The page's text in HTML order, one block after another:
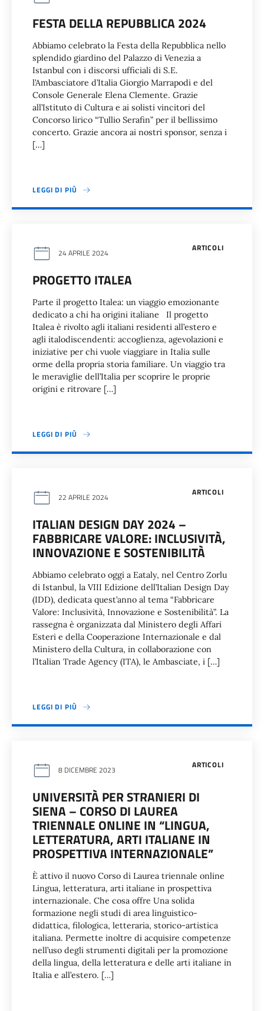
FESTA DELLA REPUBBLICA 2024
Abbiamo celebrato la Festa della Repubblica nello
splendido giardino del Palazzo di Venezia a
Istanbul con i discorsi ufficiali di S.E.
l’Ambasciatore d’Italia Giorgio Marrapodi e del
Console Generale Elena Clemente. Grazie
all’Istituto di Cultura e ai solisti vincitori del
Concorso lirico “Tullio Serafin” per il bellissimo
concerto. Grazie ancora ai nostri sponsor, senza i
[…]
LEGGI DI PIÙ
ARTICOLI
24 APRILE 2024
PROGETTO ITALEA
Parte il progetto Italea: un viaggio emozionante
dedicato a chi ha origini italiane Il progetto
Italea è rivolto agli italiani residenti all’estero e
agli italodiscendenti: accoglienza, agevolazioni e
iniziative per chi vuole viaggiare in Italia sulle
orme della propria storia familiare. Un viaggio tra
le meraviglie dell’Italia per scoprire le proprie
origini e ritrovare […]
LEGGI DI PIÙ
ARTICOLI
22 APRILE 2024
ITALIAN DESIGN DAY 2024 –
FABBRICARE VALORE: INCLUSIVITÀ,
INNOVAZIONE E SOSTENIBILITÀ
Abbiamo celebrato oggi a Eataly, nel Centro Zorlu
di Istanbul, la VIII Edizione dell’Italian Design Day
(IDD), dedicata quest’anno al tema “Fabbricare
Valore: Inclusività, Innovazione e Sostenibilità”. La
rassegna è organizzata dal Ministero degli Affari
Esteri e della Cooperazione Internazionale e dal
Ministero della Cultura, in collaborazione con
l’Italian Trade Agency (ITA), le Ambasciate, i […]
LEGGI DI PIÙ
ARTICOLI
8 DICEMBRE 2023
UNIVERSITÀ PER STRANIERI DI
SIENA – CORSO DI LAUREA
TRIENNALE ONLINE IN “LINGUA,
LETTERATURA, ARTI ITALIANE IN
PROSPETTIVA INTERNAZIONALE”
È attivo il nuovo Corso di Laurea triennale online
Lingua, letteratura, arti italiane in prospettiva
internazionale. Che cosa offre Una solida
formazione negli studi di area linguistico-
didattica, filologica, letteraria, storico-artistica
italiana. Permette inoltre di acquisire competenze
nell’uso degli strumenti digitali per la promozione
della lingua, della letteratura e delle arti italiane in
Italia e all’estero. […]